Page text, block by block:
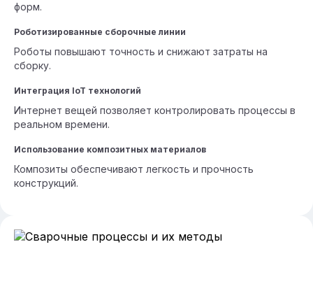
форм.
Роботизированные сборочные линии
Роботы повышают точность и снижают затраты на
сборку.
Интеграция IoT технологий
Интернет вещей позволяет контролировать процессы в
реальном времени.
Использование композитных материалов
Композиты обеспечивают легкость и прочность
конструкций.